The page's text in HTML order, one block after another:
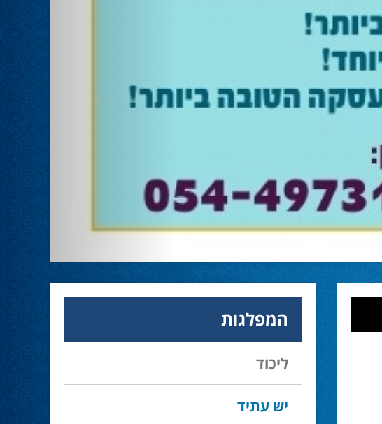
המפלגות
ליכוד
יש עתיד
28.02.24
עמיחי בן שלוש מקורבו של השר ניר ברקת ניצח
עו''ד אמנון כהן שעומד בראש רשימת מחל
למועצת העיר זכה במנדט אחד ואילו שמעון
בוקר שהתמודד אף הוא למועצה לא הצליח
להיבחר.